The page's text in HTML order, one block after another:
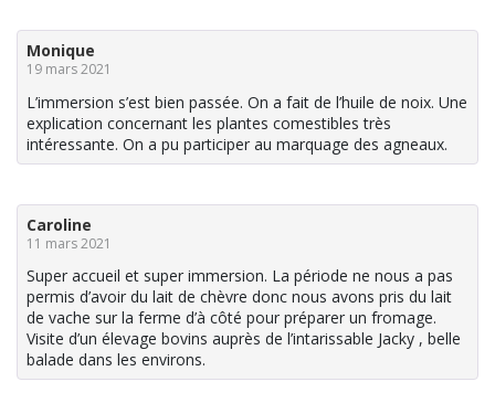
Monique
19 mars 2021
L’immersion s’est bien passée. On a fait de l’huile de noix. Une
explication concernant les plantes comestibles très
intéressante. On a pu participer au marquage des agneaux.
Caroline
11 mars 2021
Super accueil et super immersion. La période ne nous a pas
permis d’avoir du lait de chèvre donc nous avons pris du lait
de vache sur la ferme d’à côté pour préparer un fromage.
Visite d’un élevage bovins auprès de l’intarissable Jacky , belle
balade dans les environs.